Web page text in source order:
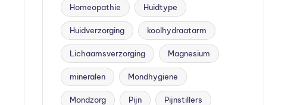
Homeopathie Huidtype
Huidverzorging koolhydraatarm
Lichaamsverzorging Magnesium
mineralen Mondhygiene
Mondzorg Pijn Pijnstillers